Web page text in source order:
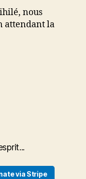
nous
attendant la
via Stripe